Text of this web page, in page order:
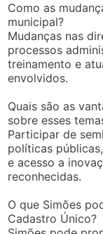
Como as
municipal?
Mudanças nas
processos
treinamento e
envolvidos.
Quais são as
sobre esses
Participar de
políticas
e acesso a
reconhecidas.
O que Simões
Cadastro Único?